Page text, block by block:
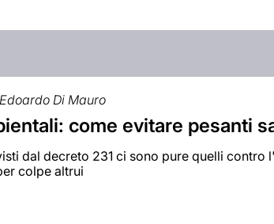
Edoardo Di Mauro
come evitare pesanti
dal decreto 231 ci sono pure quelli
colpe altrui